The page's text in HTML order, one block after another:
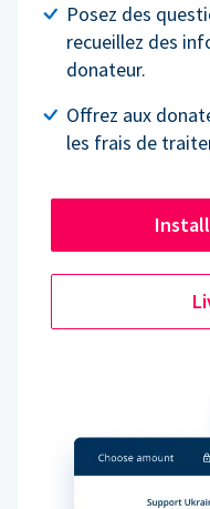
Posez des
recueillez des
donateur.
Offrez aux
les frais de